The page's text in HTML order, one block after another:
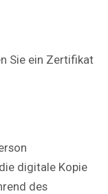
Sie ein Zertifikat
digitale Kopie
des